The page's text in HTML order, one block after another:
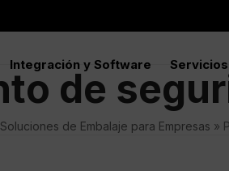
Integración y Software Servicios
de
Soluciones de Embalaje para Empresas »